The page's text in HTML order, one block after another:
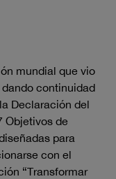
mundial que vio
continuidad
Declaración del
Objetivos de
para
con el
“Transformar